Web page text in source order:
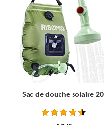
Sac de douche solaire 20l